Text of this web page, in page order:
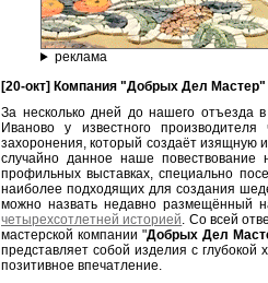
реклама
[20-окт] Компания "Добрых Дел
За несколько дней до нашего
Иваново у известного
захоронения, который создаёт изящную
случайно данное наше повествование
профильных выставках, специально
наиболее подходящих для создания
можно назвать недавно размещённый
четырехсотлетней историей. Со всей
мастерской компании "Добрых Дел
представляет собой изделия с
позитивное впечатление.